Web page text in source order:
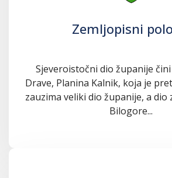
Zemljopisni
Sjeveroistočni dio županije
Drave, Planina Kalnik, koja je
zauzima veliki dio županije, a dio
Bilogore...